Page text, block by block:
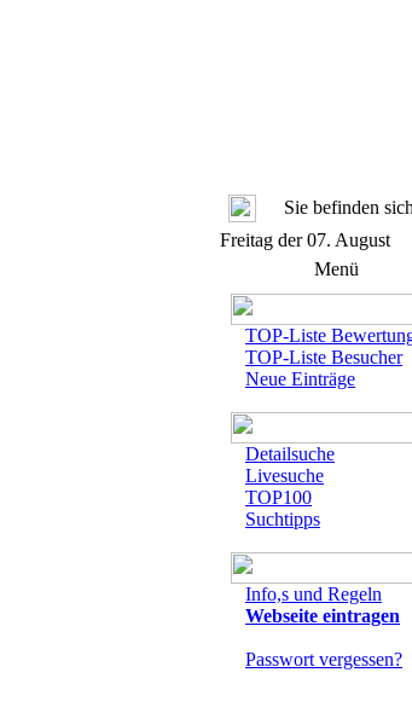
Sie befinden
Freitag der 07. August
Menü
TOP-Liste
TOP-Liste Besucher
Neue Einträge
Detailsuche
Livesuche
TOP100
Suchtipps
Info,s und Regeln
Webseite eintragen
Passwort vergessen?